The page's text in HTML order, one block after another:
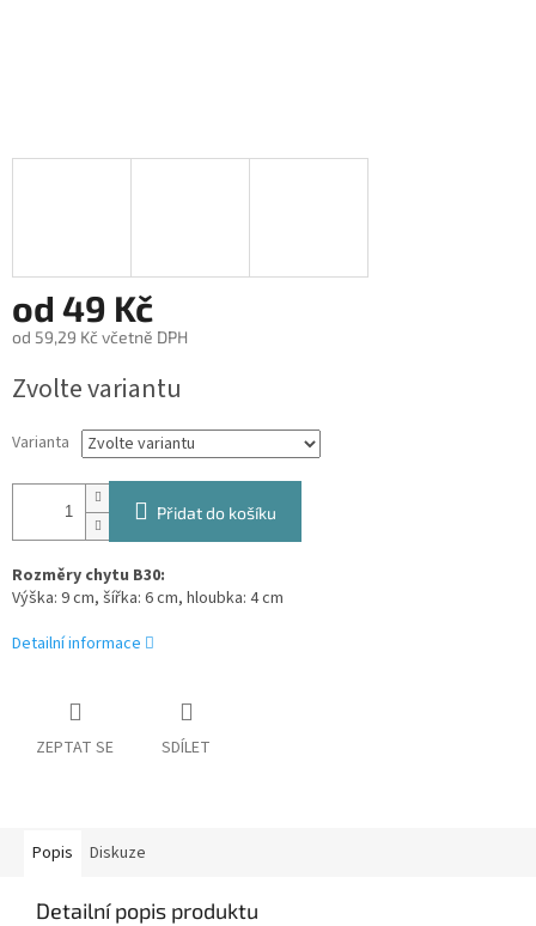
od 49 Kč
od 59,29 Kč včetně DPH
cena:
Zvolte variantu
Varianta
Přidat do košíku
Rozměry chytu B30:
Výška: 9 cm, šířka: 6 cm, hloubka: 4 cm
Detailní informace
ZEPTAT SE SDÍLET
Popis Diskuze
Detailní popis produktu